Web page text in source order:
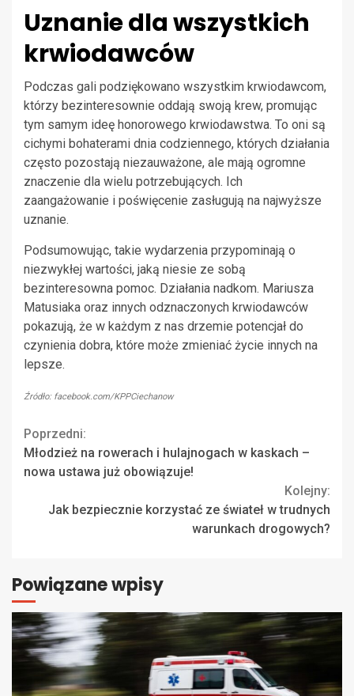
Uznanie dla wszystkich
krwiodawców
Podczas gali podziękowano wszystkim krwiodawcom,
którzy bezinteresownie oddają swoją krew, promując
tym samym ideę honorowego krwiodawstwa. To oni są
cichymi bohaterami dnia codziennego, których działania
często pozostają niezauważone, ale mają ogromne
znaczenie dla wielu potrzebujących. Ich
zaangażowanie i poświęcenie zasługują na najwyższe
uznanie.
Podsumowując, takie wydarzenia przypominają o
niezwykłej wartości, jaką niesie ze sobą
bezinteresowna pomoc. Działania nadkom. Mariusza
Matusiaka oraz innych odznaczonych krwiodawców
pokazują, że w każdym z nas drzemie potencjał do
czynienia dobra, które może zmieniać życie innych na
lepsze.
Źródło: facebook.com/KPPCiechanow
Continue
Reading
Poprzedni:
Młodzież na rowerach i hulajnogach w kaskach –
nowa ustawa już obowiązuje!
Kolejny:
Jak bezpiecznie korzystać ze świateł w trudnych
warunkach drogowych?
Powiązane wpisy